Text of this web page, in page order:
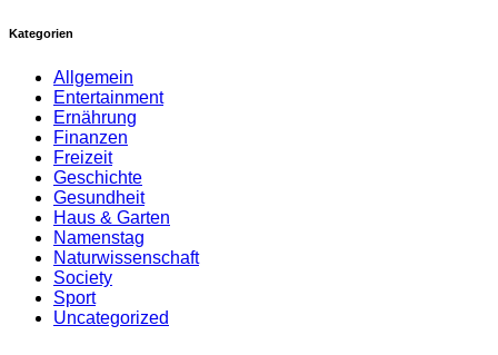
Kategorien
Allgemein
Entertainment
Ernährung
Finanzen
Freizeit
Geschichte
Gesundheit
Haus & Garten
Namenstag
Naturwissenschaft
Society
Sport
Uncategorized